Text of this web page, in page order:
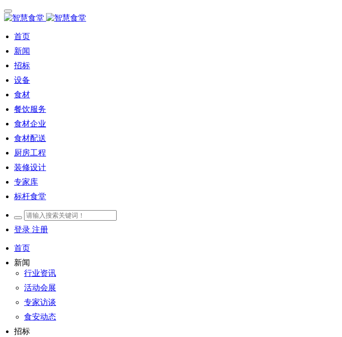
首页
新闻
招标
设备
食材
餐饮服务
食材企业
食材配送
厨房工程
装修设计
专家库
标杆食堂
登录 注册
首页
新闻
行业资讯
活动会展
专家访谈
食安动态
招标